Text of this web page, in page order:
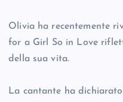
Olivia ha recentemente
for a Girl So in Love
della sua vita.
La cantante ha